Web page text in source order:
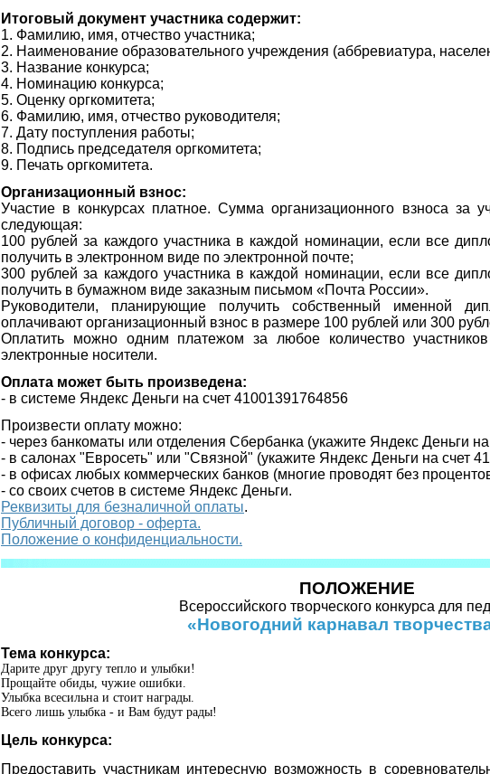
Итоговый документ участника содержит:
1. Фамилию, имя, отчество участника;
2. Наименование образовательного учреждения (аббревиатура,
3. Название конкурса;
4. Номинацию конкурса;
5. Оценку оргкомитета;
6. Фамилию, имя, отчество руководителя;
7. Дату поступления работы;
8. Подпись председателя оргкомитета;
9. Печать оргкомитета.
Организационный взнос:
Участие в конкурсах платное. Сумма организационного взноса за
следующая:
100 рублей за каждого участника в каждой номинации, если все
получить в электронном виде по электронной почте;
300 рублей за каждого участника в каждой номинации, если все
получить в бумажном виде заказным письмом «Почта России».
Руководители, планирующие получить собственный именной
оплачивают организационный взнос в размере 100 рублей или 300
Оплатить можно одним платежом за любое количество
электронные носители.
Оплата может быть произведена:
- в системе Яндекс Деньги на счет 41001391764856
Произвести оплату можно:
- через банкоматы или отделения Сбербанка (укажите Яндекс Деньги
- в салонах "Евросеть" или "Связной" (укажите Яндекс Деньги на счет
- в офисах любых коммерческих банков (многие проводят без
- со своих счетов в системе Яндекс Деньги.
Реквизиты для безналичной оплаты.
Публичный договор - оферта.
Положение о конфиденциальности.
ПОЛОЖЕНИЕ
Всероссийского творческого конкурса для
«Новогодний карнавал
Тема конкурса:
Дарите друг другу тепло и улыбки!
Прощайте обиды, чужие ошибки.
Улыбка всесильна и стоит награды.
Всего лишь улыбка - и Вам будут рады!
Цель конкурса:
Предоставить участникам интересную возможность в